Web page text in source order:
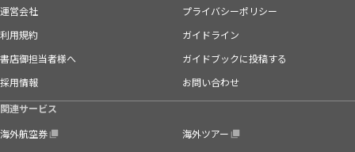
運営会社
プライバシーポリシー
利用規約
ガイドライン
書店御担当者様へ
ガイドブックに投稿する
採用情報
お問い合わせ
関連サービス
海外航空券
海外ツアー